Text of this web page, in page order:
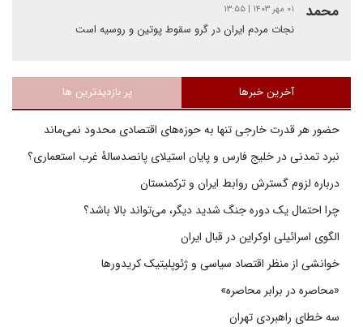
محمد ۰۱ مهر ۱۴۰۳ | ۱۳:۵۵
نجات مردم ایران در گرو سقوط پوتین و روسیه است
آخرین خبرها پر بازدیدترین ها
حضور هر قدرت خارجی تنها به حوزه‌های اقتصادی محدود نمی‌ماند
نبرد تمدنی در خلیج فارس و پایان استیلای پانصدسالۀ غرب استعماری؟
درباره لزوم گسترش روابط ایران و ترکمنستان
چرا احتمال یک دوره جنگ شدید دیگر، می‌تواند بالا باشد؟
الگوی اسرائیلی اوکراین در قبال ایران
خوانشی از منظر اقتصاد سیاسی و ژئوپلیتیک کریدورها
«محاصره در برابر محاصره»
سه خطای راهبردی تهران